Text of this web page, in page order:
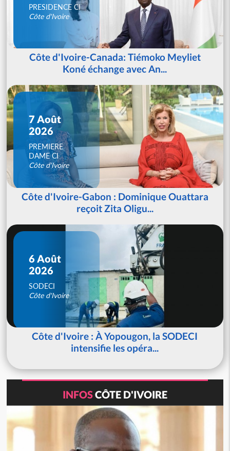
PRESIDENCE CI
Côte d'Ivoire
Côte d'Ivoire-Canada: Tiémoko Meyliet
Koné échange avec An...
7 Août
2026
PREMIERE
DAME CI
Côte d'Ivoire
Côte d'Ivoire-Gabon : Dominique Ouattara
reçoit Zita Oligu...
6 Août
2026
SODECI
Côte d'Ivoire
Côte d'Ivoire : À Yopougon, la SODECI
intensifie les opéra...
INFOSCÔTE D'IVOIRE